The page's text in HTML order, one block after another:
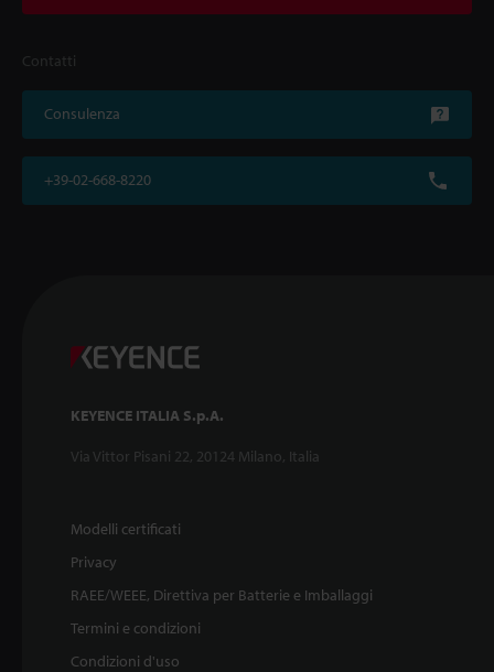
Contatti
Consulenza
+39-02-668-8220
KEYENCE ITALIA S.p.A.
Via Vittor Pisani 22, 20124 Milano, Italia
Modelli certificati
Privacy
RAEE/WEEE, Direttiva per Batterie e Imballaggi
Termini e condizioni
Condizioni d'uso